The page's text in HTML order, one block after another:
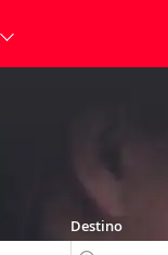
Destino